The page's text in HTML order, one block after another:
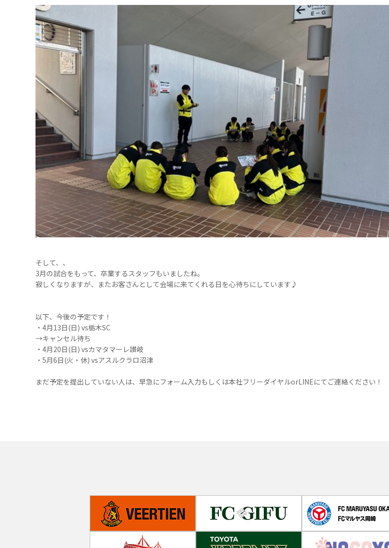
そして、、
3月の試合をもって、卒業するスタッフもいましたね。
寂しくなりますが、またお客さんとして会場に来てくれる日を心待ちにしています♪
以下、今後の予定です！
・4月13日(日) vs栃木SC
→キャンセル待ち
・4月20日(日) vsカマタマーレ讃岐
・5月6日(火・休) vsアスルクラロ沼津
まだ予定を提出していない人は、早急にフォーム入力もしくは本社フリーダイヤルorLINEにてご連絡ください！